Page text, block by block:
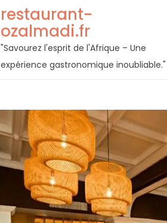
restaurant-
ozalmadi.fr
"Savourez l'esprit de l'Afrique – Une
expérience gastronomique inoubliable."